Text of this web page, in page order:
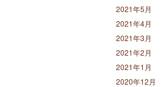
2021年5月
2021年4月
2021年3月
2021年2月
2021年1月
2020年12月